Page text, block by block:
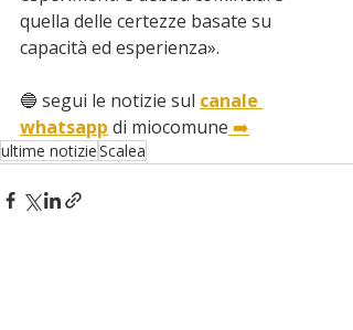
quella delle certezze basate su
capacità ed esperienza».
🔵 segui le notizie sul canale
whatsapp di miocomune ➡️
ultime notizieScalea